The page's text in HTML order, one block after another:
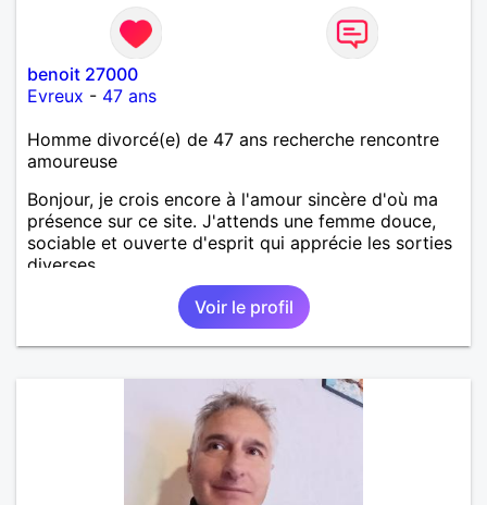
benoit 27000
Evreux - 47 ans
Homme divorcé(e) de 47 ans recherche rencontre
amoureuse
Bonjour, je crois encore à l'amour sincère d'où ma
présence sur ce site. J'attends une femme douce,
sociable et ouverte d'esprit qui apprécie les sorties
diverses.
Voir le profil